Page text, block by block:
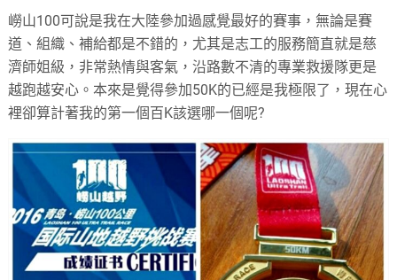
嶗山100可說是我在大陸參加過感覺最好的賽事，無論是賽
道、組織、補給都是不錯的，尤其是志工的服務簡直就是慈
濟師姐級，非常熱情與客氣，沿路數不清的專業救援隊更是
越跑越安心。本來是覺得參加50K的已經是我極限了，現在心
裡卻算計著我的第一個百K該選哪一個呢?